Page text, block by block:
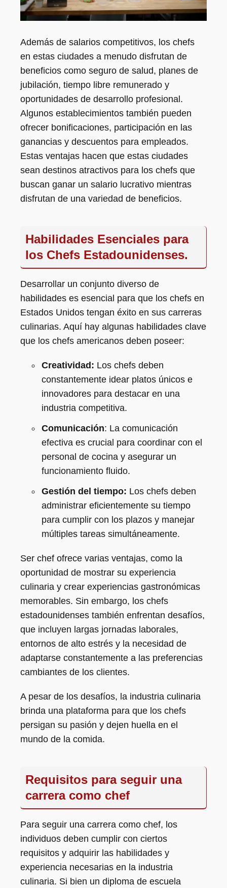
Además de salarios competitivos, los chefs
en estas ciudades a menudo disfrutan de
beneficios como seguro de salud, planes de
jubilación, tiempo libre remunerado y
oportunidades de desarrollo profesional.
Algunos establecimientos también pueden
ofrecer bonificaciones, participación en las
ganancias y descuentos para empleados.
Estas ventajas hacen que estas ciudades
sean destinos atractivos para los chefs que
buscan ganar un salario lucrativo mientras
disfrutan de una variedad de beneficios.
Habilidades Esenciales para
los Chefs Estadounidenses.
Desarrollar un conjunto diverso de
habilidades es esencial para que los chefs en
Estados Unidos tengan éxito en sus carreras
culinarias. Aquí hay algunas habilidades clave
que los chefs americanos deben poseer:
Creatividad: Los chefs deben
constantemente idear platos únicos e
innovadores para destacar en una
industria competitiva.
Comunicación: La comunicación
efectiva es crucial para coordinar con el
personal de cocina y asegurar un
funcionamiento fluido.
Gestión del tiempo: Los chefs deben
administrar eficientemente su tiempo
para cumplir con los plazos y manejar
múltiples tareas simultáneamente.
Ser chef ofrece varias ventajas, como la
oportunidad de mostrar su experiencia
culinaria y crear experiencias gastronómicas
memorables. Sin embargo, los chefs
estadounidenses también enfrentan desafíos,
que incluyen largas jornadas laborales,
entornos de alto estrés y la necesidad de
adaptarse constantemente a las preferencias
cambiantes de los clientes.
A pesar de los desafíos, la industria culinaria
brinda una plataforma para que los chefs
persigan su pasión y dejen huella en el
mundo de la comida.
Requisitos para seguir una
carrera como chef
Para seguir una carrera como chef, los
individuos deben cumplir con ciertos
requisitos y adquirir las habilidades y
experiencia necesarias en la industria
culinaria. Si bien un diploma de escuela